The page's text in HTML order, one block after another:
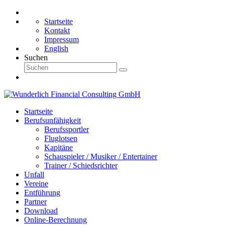
Startseite
Kontakt
Impressum
English
Suchen
Startseite
Berufsunfähigkeit
Berufssportler
Fluglotsen
Kapitäne
Schauspieler / Musiker / Entertainer
Trainer / Schiedsrichter
Unfall
Vereine
Entführung
Partner
Download
Online-Berechnung